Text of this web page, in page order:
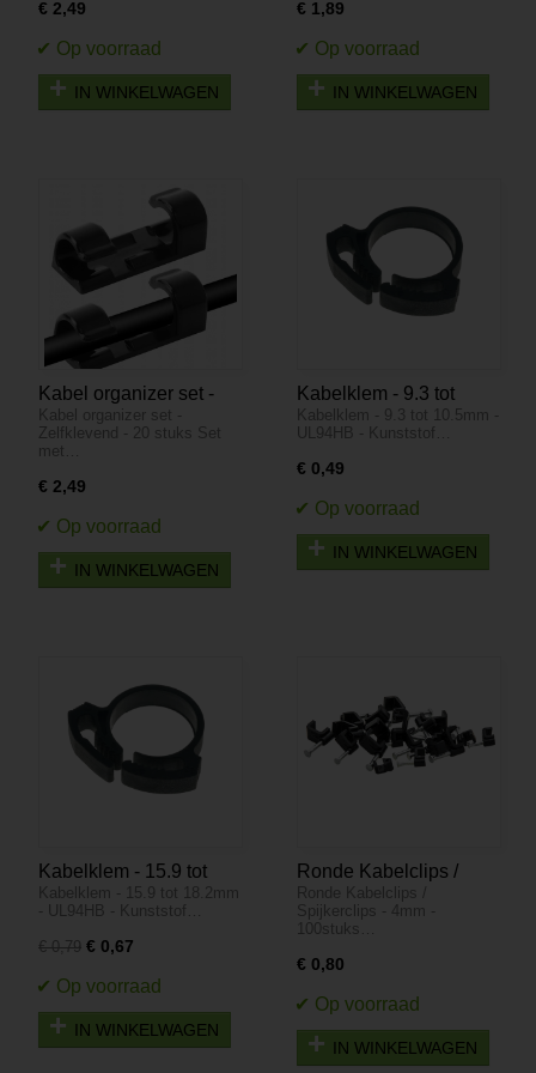
€ 2,49
IN WINKELWAGEN
€ 1,89
IN WINKELWAGEN
Kabel organizer set -
Zelfklevend - 20 stuks
Kabel organizer set -
Zelfklevend - 20 stuks Set
met…
€ 2,49
IN WINKELWAGEN
Kabelklem - 9.3 tot
10.5mm - UL94HB -
Kunststof
Kabelklem - 9.3 tot 10.5mm -
UL94HB - Kunststof…
€ 0,49
IN WINKELWAGEN
Kabelklem - 15.9 tot
18.2mm - UL94HB -
Kunststof
Kabelklem - 15.9 tot 18.2mm
- UL94HB - Kunststof…
€ 0,79 € 0,67
IN WINKELWAGEN
Ronde Kabelclips /
Spijkerclips - 4mm -
100stuks
Ronde Kabelclips /
Spijkerclips - 4mm -
100stuks…
€ 0,80
IN WINKELWAGEN